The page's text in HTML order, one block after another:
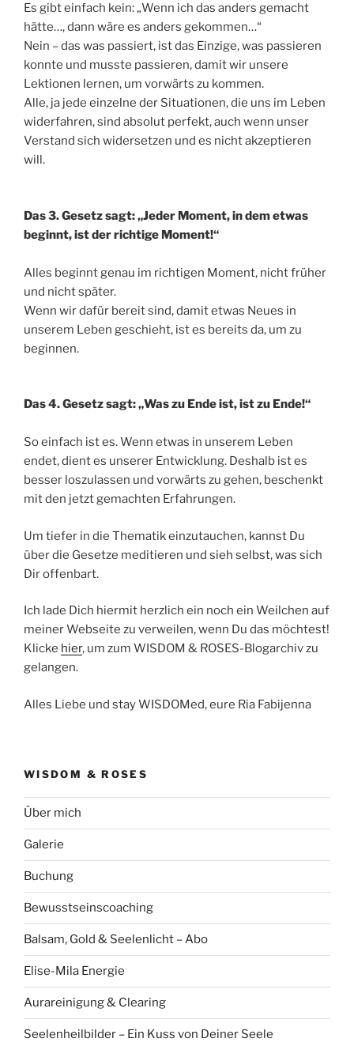
Es gibt einfach kein: „Wenn ich das anders gemacht
hätte…, dann wäre es anders gekommen…“
Nein – das was passiert, ist das Einzige, was passieren
konnte und musste passieren, damit wir unsere
Lektionen lernen, um vorwärts zu kommen.
Alle, ja jede einzelne der Situationen, die uns im Leben
widerfahren, sind absolut perfekt, auch wenn unser
Verstand sich widersetzen und es nicht akzeptieren
will.
Das 3. Gesetz sagt: „Jeder Moment, in dem etwas
beginnt, ist der richtige Moment!“
Alles beginnt genau im richtigen Moment, nicht früher
und nicht später.
Wenn wir dafür bereit sind, damit etwas Neues in
unserem Leben geschieht, ist es bereits da, um zu
beginnen.
Das 4. Gesetz sagt: „Was zu Ende ist, ist zu Ende!“
So einfach ist es. Wenn etwas in unserem Leben
endet, dient es unserer Entwicklung. Deshalb ist es
besser loszulassen und vorwärts zu gehen, beschenkt
mit den jetzt gemachten Erfahrungen.
Um tiefer in die Thematik einzutauchen, kannst Du
über die Gesetze meditieren und sieh selbst, was sich
Dir offenbart.
Ich lade Dich hiermit herzlich ein noch ein Weilchen auf
meiner Webseite zu verweilen, wenn Du das möchtest!
Klicke hier, um zum WISDOM & ROSES-Blogarchiv zu
gelangen.
Alles Liebe und stay WISDOMed, eure Ria Fabijenna
WISDOM & ROSES
Über mich
Galerie
Buchung
Bewusstseinscoaching
Balsam, Gold & Seelenlicht – Abo
Elise-Mila Energie
Aurareinigung & Clearing
Seelenheilbilder – Ein Kuss von Deiner Seele